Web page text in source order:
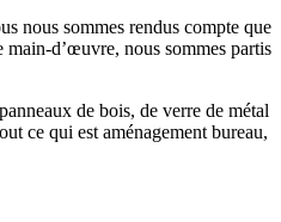
nous sommes rendus compte que
d’œuvre, nous sommes partis
de bois, de verre de métal
ce qui est aménagement bureau,